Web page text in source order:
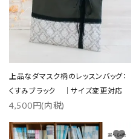
上品なダマスク柄のレッスンバッグ：
くすみブラック ｜サイズ変更対応
4,500円(内税)
favorite